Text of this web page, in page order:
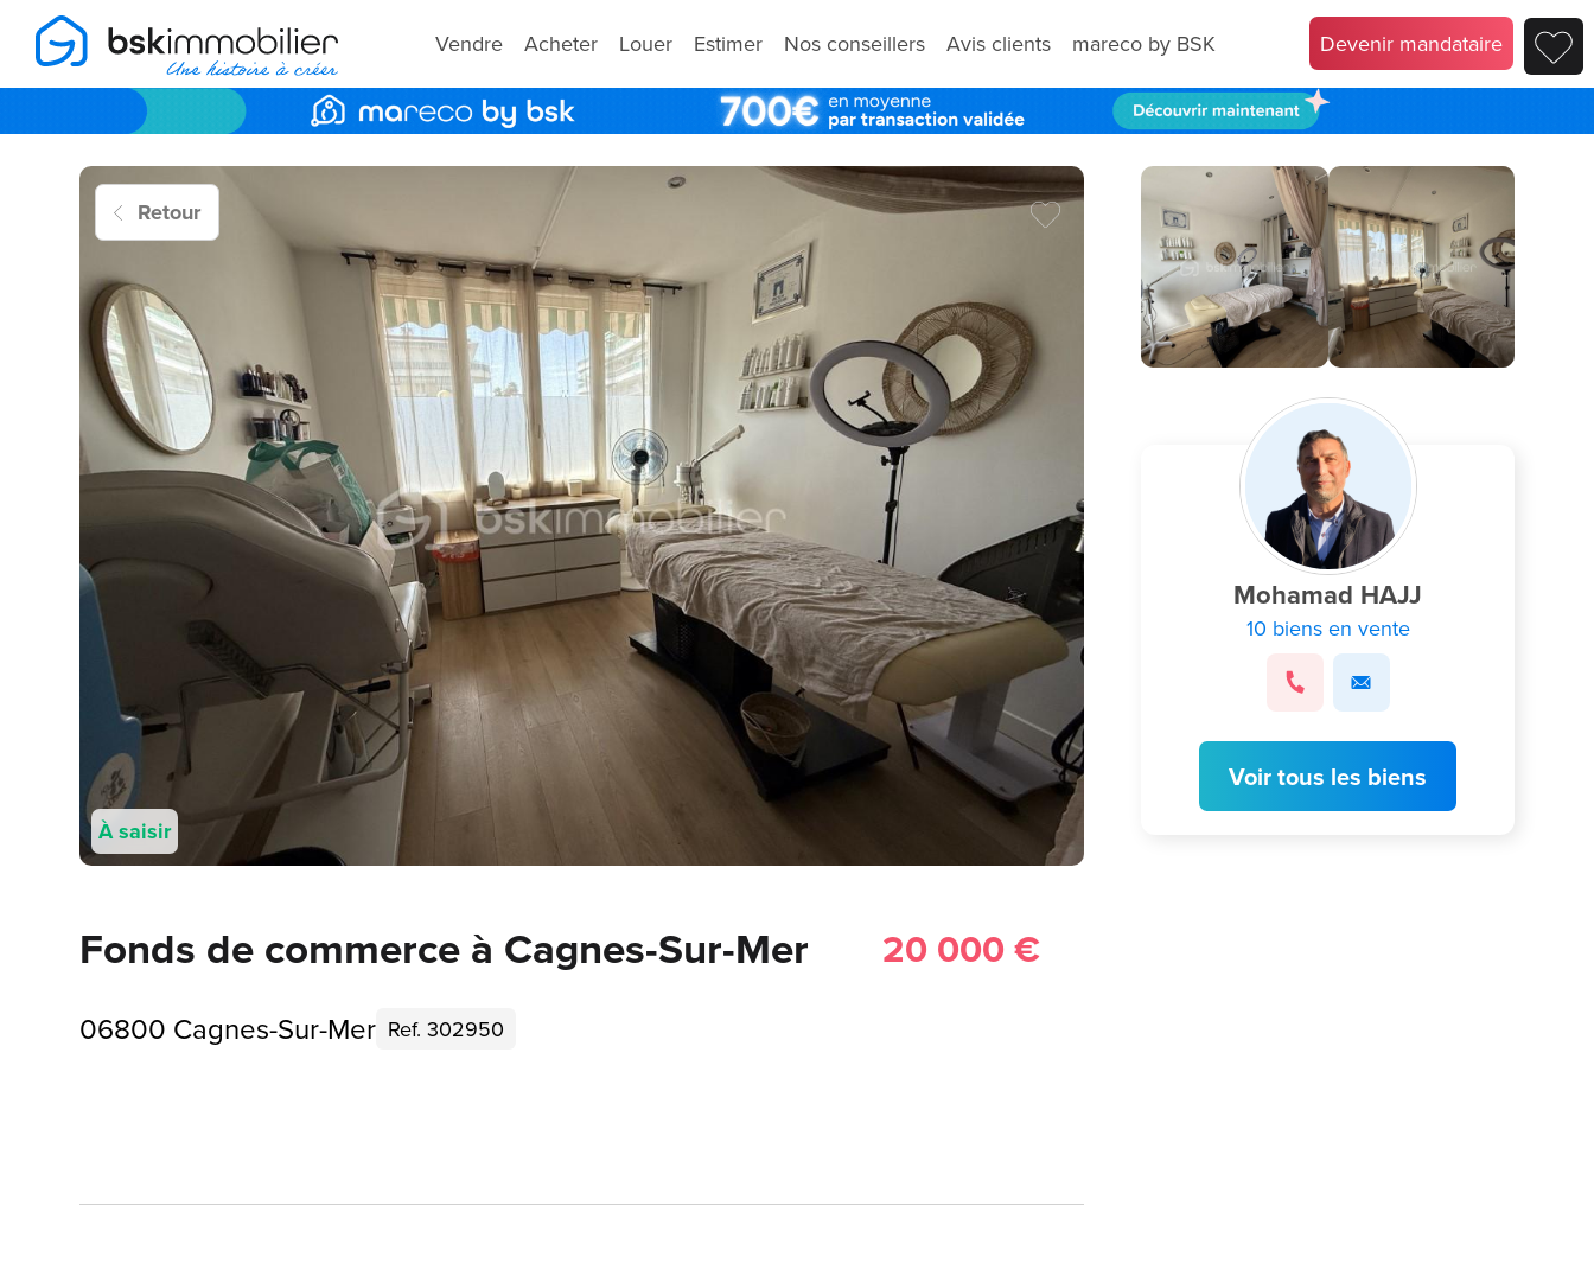
Vendre Acheter Louer Estimer Nos conseillers Avis clients mareco by BSK Devenir mandataire
Retour
À saisir
Fonds de commerce à Cagnes-Sur-Mer 20 000 €
06800 Cagnes-Sur-Mer Ref. 302950
Mohamad HAJJ
10 biens en vente
Voir tous les biens